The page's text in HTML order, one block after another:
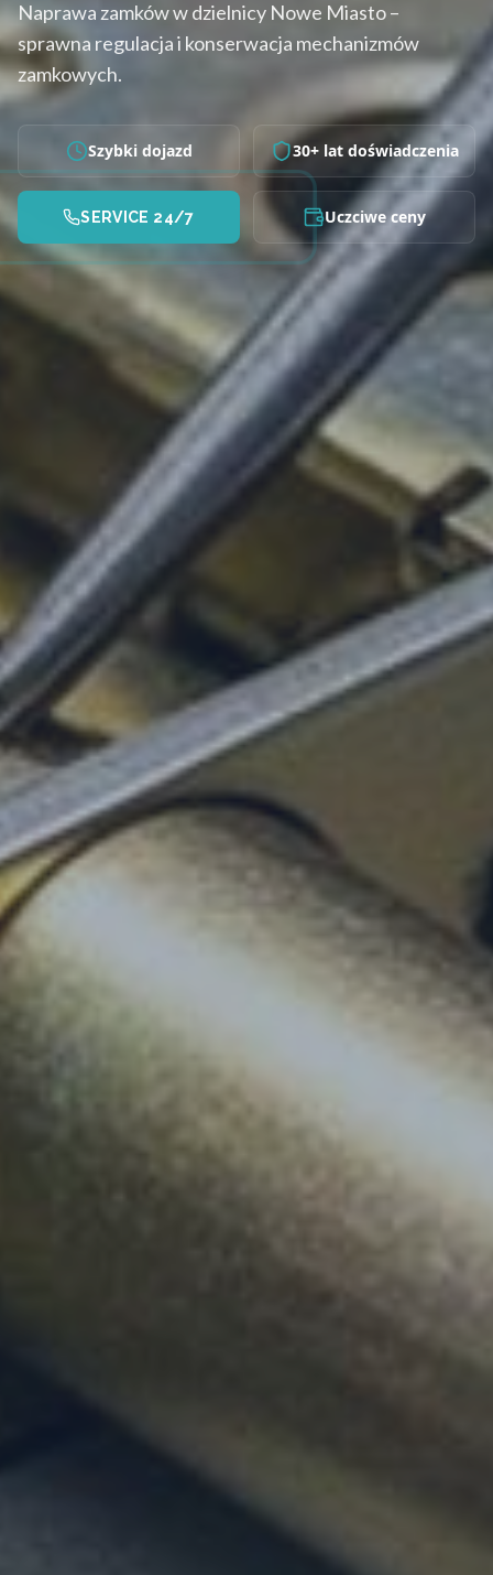
Naprawa zamków w dzielnicy Nowe Miasto –
sprawna regulacja i konserwacja mechanizmów
zamkowych.
Szybki dojazd 30+ lat doświadczenia
SERVICE 24/7 Uczciwe ceny